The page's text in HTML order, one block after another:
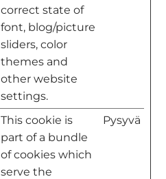
correct state of
font, blog/picture
sliders, color
themes and
other website
settings.
This cookie is
part of a bundle
of cookies which
serve the
Pysyvä